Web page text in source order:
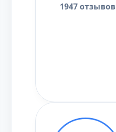
1947 отзывов